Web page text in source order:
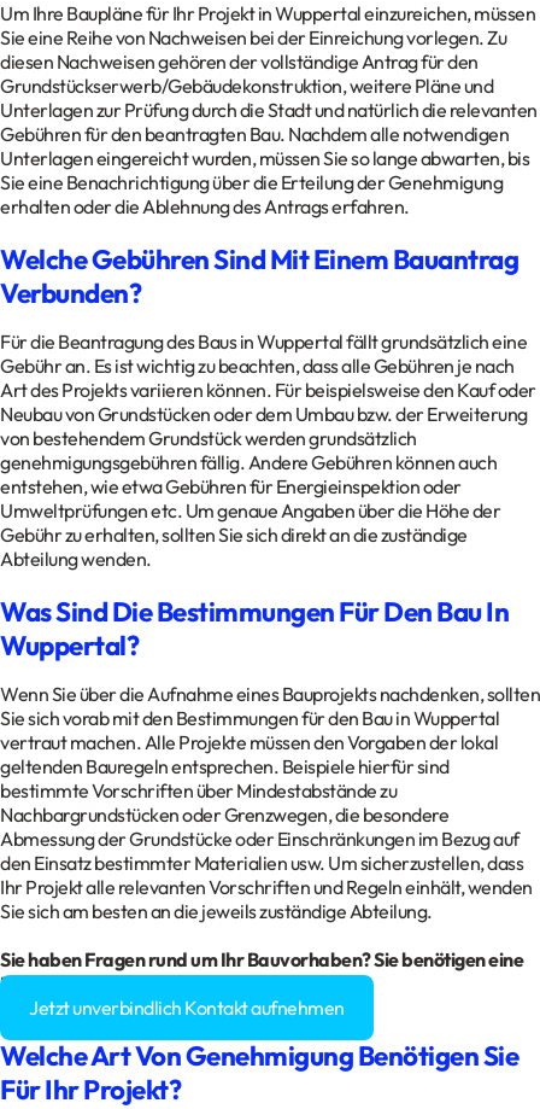
Um Ihre Baupläne für Ihr Projekt in Wuppertal einzureichen, müssen
Sie eine Reihe von Nachweisen bei der Einreichung vorlegen. Zu
diesen Nachweisen gehören der vollständige Antrag für den
Grundstückserwerb/Gebäudekonstruktion, weitere Pläne und
Unterlagen zur Prüfung durch die Stadt und natürlich die relevanten
Gebühren für den beantragten Bau. Nachdem alle notwendigen
Unterlagen eingereicht wurden, müssen Sie so lange abwarten, bis
Sie eine Benachrichtigung über die Erteilung der Genehmigung
erhalten oder die Ablehnung des Antrags erfahren.
Welche Gebühren Sind Mit Einem Bauantrag
Verbunden?
Für die Beantragung des Baus in Wuppertal fällt grundsätzlich eine
Gebühr an. Es ist wichtig zu beachten, dass alle Gebühren je nach
Art des Projekts variieren können. Für beispielsweise den Kauf oder
Neubau von Grundstücken oder dem Umbau bzw. der Erweiterung
von bestehendem Grundstück werden grundsätzlich
genehmigungsgebühren fällig. Andere Gebühren können auch
entstehen, wie etwa Gebühren für Energieinspektion oder
Umweltprüfungen etc. Um genaue Angaben über die Höhe der
Gebühr zu erhalten, sollten Sie sich direkt an die zuständige
Abteilung wenden.
Was Sind Die Bestimmungen Für Den Bau In
Wuppertal?
Wenn Sie über die Aufnahme eines Bauprojekts nachdenken, sollten
Sie sich vorab mit den Bestimmungen für den Bau in Wuppertal
vertraut machen. Alle Projekte müssen den Vorgaben der lokal
geltenden Bauregeln entsprechen. Beispiele hierfür sind
bestimmte Vorschriften über Mindestabstände zu
Nachbargrundstücken oder Grenzwegen, die besondere
Abmessung der Grundstücke oder Einschränkungen im Bezug auf
den Einsatz bestimmter Materialien usw. Um sicherzustellen, dass
Ihr Projekt alle relevanten Vorschriften und Regeln einhält, wenden
Sie sich am besten an die jeweils zuständige Abteilung.
Sie haben Fragen rund um IhrBauvorhaben? Sie benötigen eine
Baugenehmigung?
Jetzt unverbindlich Kontakt aufnehmen
Welche Art Von Genehmigung Benötigen Sie
Für Ihr Projekt?